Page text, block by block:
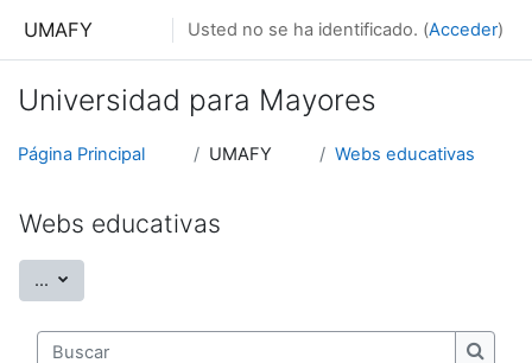
UMAFY Usted no se ha identificado. (Acceder)
Universidad para Mayores
Página Principal UMAFY Webs educativas
Webs educativas
... Exportar entradas
Buscar